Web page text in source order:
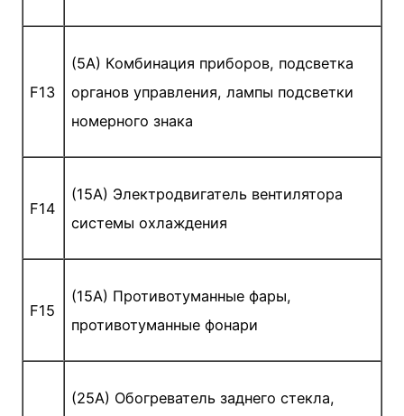
F13
(5A) Комбинация приборов, подсветка
органов управления, лампы подсветки
номерного знака
F14
(15A) Электродвигатель вентилятора
системы охлаждения
F15
(15A) Противотуманные фары,
противотуманные фонари
(25A) Обогреватель заднего стекла,